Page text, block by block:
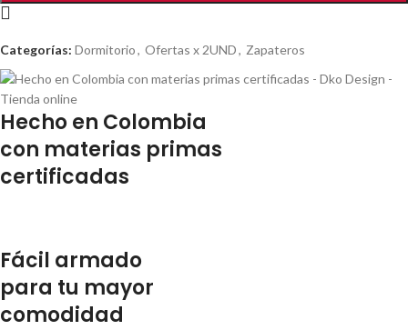
Categorías: Dormitorio, Ofertas x 2UND, Zapateros
Hecho en Colombia
con materias primas
certificadas
Fácil armado
para tu mayor
comodidad